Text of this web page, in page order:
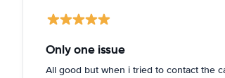
Only one issue
All good but when i tried to contact the